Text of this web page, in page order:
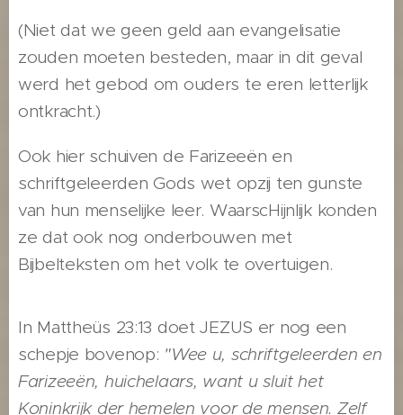
(Niet dat we geen geld aan evangelisatie
zouden moeten besteden, maar in dit geval
werd het gebod om ouders te eren letterlijk
ontkracht.)
Ook hier schuiven de Farizeeën en
schriftgeleerden Gods wet opzij ten gunste
van hun menselijke leer. WaarscHijnlijk konden
ze dat ook nog onderbouwen met
Bijbelteksten om het volk te overtuigen.
In Mattheüs 23:13 doet JEZUS er nog een
schepje bovenop: "Wee u, schriftgeleerden en
Farizeeën, huichelaars, want u sluit het
Koninkrijk der hemelen voor de mensen. Zelf